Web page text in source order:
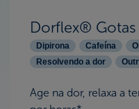
Dorflex® Gotas
Dipirona Cafeína
Resolvendo a dor
Age na dor, relaxa a